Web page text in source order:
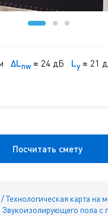
ΔLnw ≈ 24 дБ Ly ≈ 21
Посчитать смету
Технологическая карта на
Звукоизолирующего пола с